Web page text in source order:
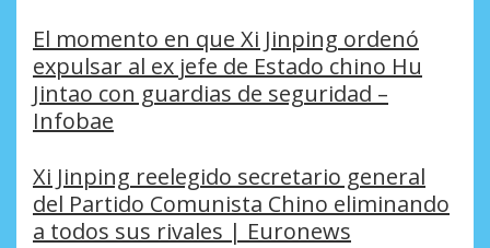
El momento en que Xi Jinping ordenó
expulsar al ex jefe de Estado chino Hu
Jintao con guardias de seguridad –
Infobae
Xi Jinping reelegido secretario general
del Partido Comunista Chino eliminando
a todos sus rivales | Euronews